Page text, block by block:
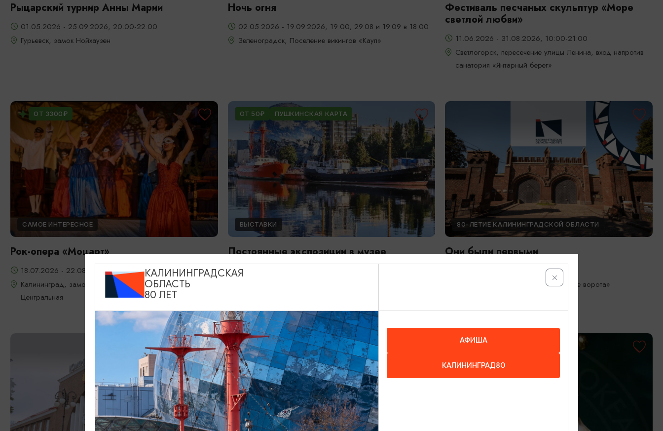
Рыцарский турнир Анны Марии
01.05.2026 - 25.09.2026, 20:00-22:00
Гурьевск, замок Нойхаузен
Ночь огня
02.05.2026 - 19.09.2026, 19:00; 29.08 и 19.09 в 18:00
Зеленоградск, Поселение викингов «Кауп»
Фестиваль песчаных скульптур «Море
светлой любви»
11.06.2026 - 31.08.2026, 10:00-21:00
Светлогорск, пересечение улицы Ленина, вход напротив
санатория «Янтарный берег»
ОТ 3300₽
САМОЕ ИНТЕРЕСНОЕ
Рок-опера «Моцарт»
18.07.2026 - 22.08.2026, 18:00, 7.08 и 22.08 в 17:00
Калининград, замок Шаакен, пос. Некрасово, ул.
Центральная
ОТ 50₽ ПУШКИНСКАЯ КАРТА
ВЫСТАВКИ
Постоянные экспозиции в музее
Мирового океана
80-ЛЕТИЕ КАЛИНИНГРАДСКОЙ ОБЛАСТИ
Они были первыми
Калининград, Музей «Фридландские ворота»
КАЛИНИНГРАДСКАЯ
ОБЛАСТЬ
80 ЛЕТ
АФИША
КАЛИНИНГРАД80